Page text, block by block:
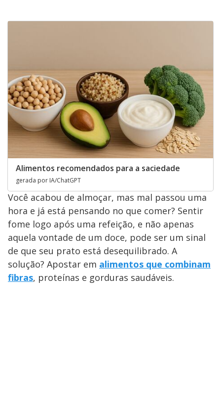
Alimentos recomendados para a saciedade
gerada por IA/ChatGPT
Você acabou de almoçar, mas mal passou uma
hora e já está pensando no que comer? Sentir
fome logo após uma refeição, e não apenas
aquela vontade de um doce, pode ser um sinal
de que seu prato está desequilibrado. A
solução? Apostar em alimentos que combinam
fibras, proteínas e gorduras saudáveis.